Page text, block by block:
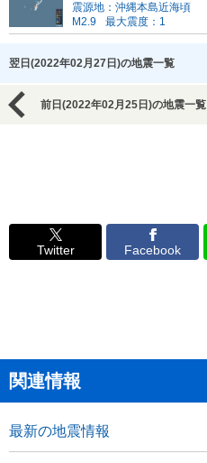
震源地：沖縄本島近海頃
M2.9
最大震度：1
翌日(2022年02月27日)の地震一覧
前日(2022年02月25日)の地震一覧
Twitter Facebook
関連情報
最新の地震情報